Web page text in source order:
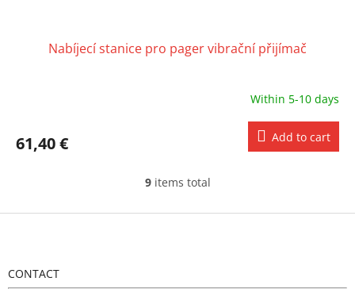
Nabíjecí stanice pro pager vibrační přijímač
Within 5-10 days
61,40 € Add to cart
L
s
9items total
F
CONTACT